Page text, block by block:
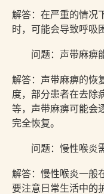
解答：在严重的情况
时，可能会导致呼吸
问题：声带麻痹能
解答：声带麻痹的恢
度，部分患者在去除
等，声带麻痹可能会
完全恢复。
问题：慢性喉炎需
解答：慢性喉炎一般
要注意日常生活中的